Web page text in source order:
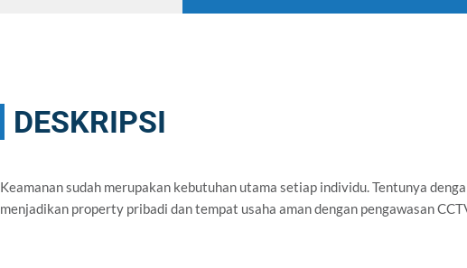
DESKRIPSI
Keamanan sudah merupakan kebutuhan utama setiap individu. Tentunya
menjadikan property pribadi dan tempat usaha aman dengan pengawasan